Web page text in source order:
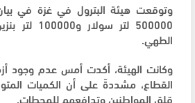
وتوقعت هيئة البترول في غزة في
الطهي.
وكانت الهيئة، أكدت أمس عدم وجود
القطاع، مشددةً على أن الكميات
قلق المواطنين وتدافعهم للمحطات.